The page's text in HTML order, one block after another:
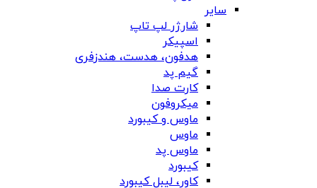
سایر
شارژر لپ تاپ
اسپیکر
هدفون، هدست، هندزفری
گیم پد
کارت صدا
میکروفون
ماوس و کیبورد
ماوس
ماوس پد
کیبورد
کاور، لیبل کیبورد